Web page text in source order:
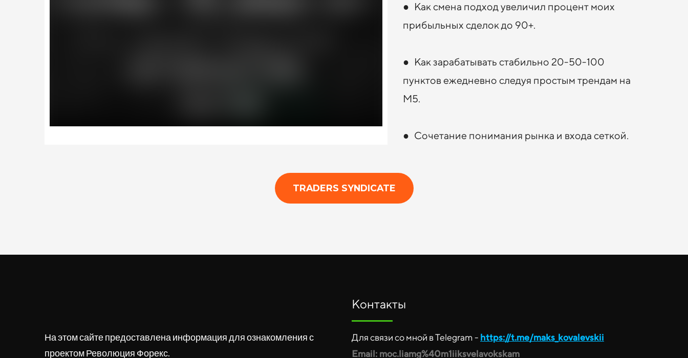
● Как смена подход увеличил процент моих
прибыльных сделок до 90+.
● Как зарабатывать стабильно 20-50-100
пунктов ежедневно следуя простым трендам на
M5.
● Сочетание понимания рынка и входа сеткой.
TRADERS SYNDICATE
На этом сайте предоставлена информация для ознакомления с
проектом Революция Форекс.
Контакты
Для связи со мной в Telegram - https://t.me/maks_kovalevskii
Email: moc.liamg%40m1iiksvelavokskam